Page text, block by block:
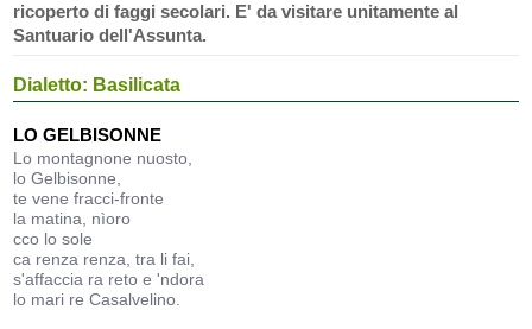
ricoperto di faggi secolari. E' da visitare unitamente al
Santuario dell'Assunta.
Dialetto: Basilicata
LO GELBISONNE
Lo montagnone nuosto,
lo Gelbisonne,
te vene fracci-fronte
la matina, nìoro
cco lo sole
ca renza renza, tra li fai,
s'affaccia ra reto e 'ndora
lo mari re Casalvelino.